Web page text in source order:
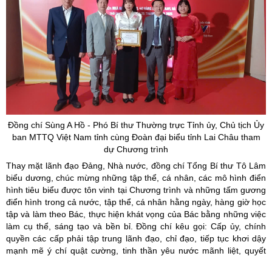
Đồng chí Sùng A Hồ - Phó Bí thư Thường trực Tỉnh ủy, Chủ tịch Ủy
ban MTTQ Việt Nam tỉnh cùng Đoàn đại biểu tỉnh Lai Châu tham
dự Chương trình
Thay mặt lãnh đạo Đảng, Nhà nước, đồng chí Tổng Bí thư Tô Lâm
biểu dương, chúc mừng những tập thể, cá nhân, các mô hình điển
hình tiêu biểu được tôn vinh tại Chương trình và những tấm gương
điển hình trong cả nước, tập thể, cá nhân hằng ngày, hàng giờ học
tập và làm theo Bác, thực hiện khát vọng của Bác bằng những việc
làm cụ thể, sáng tạo và bền bỉ. Đồng chí kêu gọi: Cấp ủy, chính
quyền các cấp phải tập trung lãnh đạo, chỉ đạo, tiếp tục khơi dậy
mạnh mẽ ý chí quật cường, tinh thần yêu nước mãnh liệt, quyết